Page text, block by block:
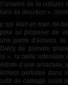
de la
sa direction »,
lui proposer de
partie d’échecs,
de prendre
», la belle infirmière
d’une
perturbé dans
de cadrage aussi